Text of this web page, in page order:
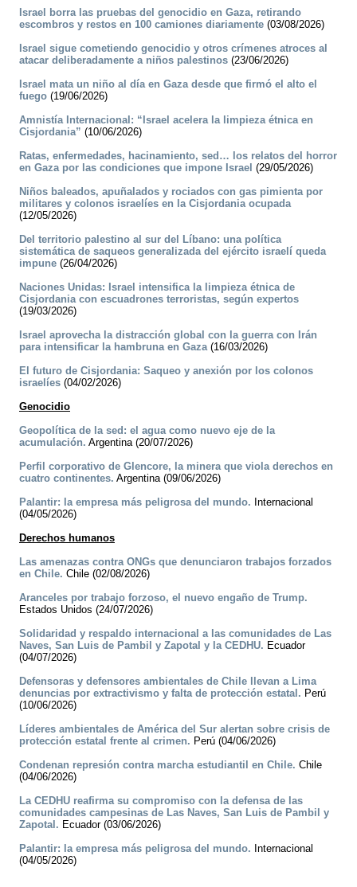
Israel borra las pruebas del genocidio en Gaza, retirando
escombros y restos en 100 camiones diariamente (03/08/2026)
Israel sigue cometiendo genocidio y otros crímenes atroces al
atacar deliberadamente a niños palestinos (23/06/2026)
Israel mata un niño al día en Gaza desde que firmó el alto el
fuego (19/06/2026)
Amnistía Internacional: “Israel acelera la limpieza étnica en
Cisjordania” (10/06/2026)
Ratas, enfermedades, hacinamiento, sed… los relatos del horror
en Gaza por las condiciones que impone Israel (29/05/2026)
Niños baleados, apuñalados y rociados con gas pimienta por
militares y colonos israelíes en la Cisjordania ocupada
(12/05/2026)
Del territorio palestino al sur del Líbano: una política
sistemática de saqueos generalizada del ejército israelí queda
impune (26/04/2026)
Naciones Unidas: Israel intensifica la limpieza étnica de
Cisjordania con escuadrones terroristas, según expertos
(19/03/2026)
Israel aprovecha la distracción global con la guerra con Irán
para intensificar la hambruna en Gaza(16/03/2026)
El futuro de Cisjordania: Saqueo y anexión por los colonos
israelíes (04/02/2026)
Genocidio
Geopolítica de la sed: el agua como nuevo eje de la
acumulación. Argentina (20/07/2026)
Perfil corporativo de Glencore, la minera que viola derechos en
cuatro continentes. Argentina (09/06/2026)
Palantir: la empresa más peligrosa del mundo. Internacional
(04/05/2026)
Derechos humanos
Las amenazas contra ONGs que denunciaron trabajos forzados
en Chile. Chile (02/08/2026)
Aranceles por trabajo forzoso, el nuevo engaño de Trump.
Estados Unidos (24/07/2026)
Solidaridad y respaldo internacional a las comunidades de Las
Naves, San Luis de Pambil y Zapotal y la CEDHU. Ecuador
(04/07/2026)
Defensoras y defensores ambientales de Chile llevan a Lima
denuncias por extractivismo y falta de protección estatal. Perú
(10/06/2026)
Líderes ambientales de América del Sur alertan sobre crisis de
protección estatal frente al crimen. Perú (04/06/2026)
Condenan represión contra marcha estudiantil en Chile. Chile
(04/06/2026)
La CEDHU reafirma su compromiso con la defensa de las
comunidades campesinas de Las Naves, San Luis de Pambil y
Zapotal. Ecuador (03/06/2026)
Palantir: la empresa más peligrosa del mundo. Internacional
(04/05/2026)